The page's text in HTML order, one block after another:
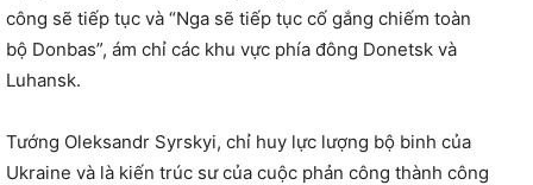
công sẽ tiếp tục và “Nga sẽ tiếp tục cố gắng chiếm toàn
bộ Donbas”, ám chỉ các khu vực phía đông Donetsk và
Luhansk.
Tướng Oleksandr Syrskyi, chỉ huy lực lượng bộ binh của
Ukraine và là kiến trúc sư của cuộc phản công thành công